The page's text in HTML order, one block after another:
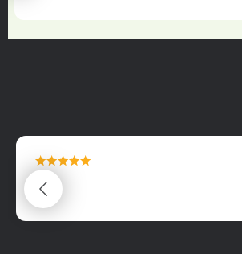
maximální spokojenost
22.06.2025